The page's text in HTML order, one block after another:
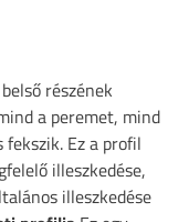
részének
a peremet, mind
Ez a profil
illeszkedése,
illeszkedése